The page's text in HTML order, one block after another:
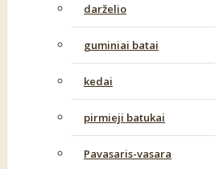
darželio
guminiai batai
kedai
pirmieji batukai
Pavasaris-vasara